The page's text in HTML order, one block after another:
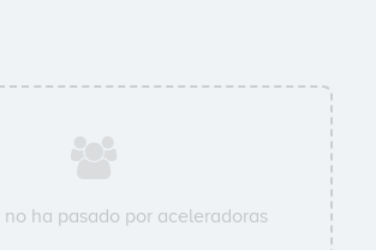
no ha pasado por aceleradoras